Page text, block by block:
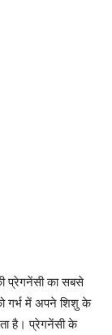
प्रेगनेंसी का सबसे
गर्भ में अपने शिशु के
है। प्रेगनेंसी के